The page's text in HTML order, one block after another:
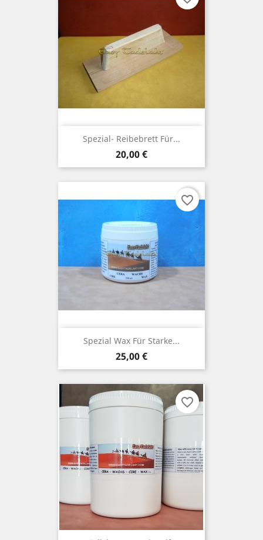
Spezial- Reibebrett Für...
Preis
20,00 €
Spezial Wax Für Starke...
Preis
25,00 €
favorite_border
favorite_border